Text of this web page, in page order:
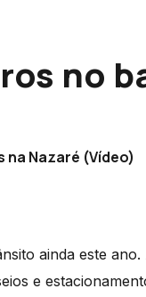
no
Nazaré (Vídeo)
ainda este ano.
e